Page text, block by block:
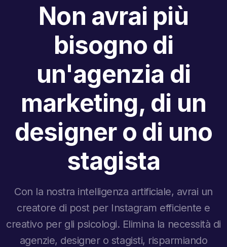
Non avrai più
bisogno di
un'agenzia di
marketing, di un
designer o di uno
stagista
Con la nostra intelligenza artificiale, avrai un
creatore di post per Instagram efficiente e
creativo per gli psicologi. Elimina la necessità di
agenzie, designer o stagisti, risparmiando